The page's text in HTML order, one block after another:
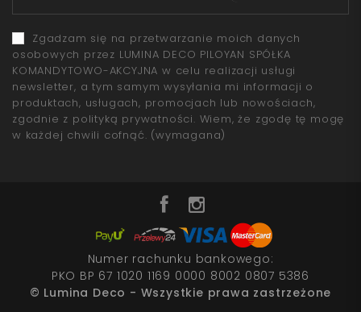
Zgadzam się na przetwarzanie moich danych
osobowych przez LUMINA DECO PILOYAN SPÓŁKA
KOMANDYTOWO-AKCYJNA w celu realizacji usługi
newsletter, a tym samym wysyłania mi informacji o
produktach, usługach, promocjach lub nowościach,
zgodnie z polityką prywatności. Wiem, że zgodę tę mogę
w każdej chwili cofnąć. (wymagana)
Numer rachunku bankowego:
PKO BP 67 1020 1169 0000 8002 0807 5386
© Lumina Deco - Wszystkie prawa zastrzeżone